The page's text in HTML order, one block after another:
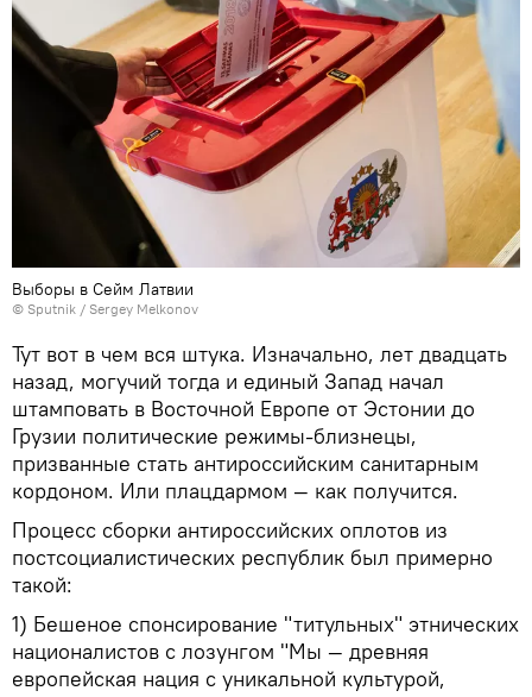
Выборы в Сейм Латвии
© Sputnik / Sergey Melkonov
Тут вот в чем вся штука. Изначально, лет двадцать
назад, могучий тогда и единый Запад начал
штамповать в Восточной Европе от Эстонии до
Грузии политические режимы-близнецы,
призванные стать антироссийским санитарным
кордоном. Или плацдармом — как получится.
Процесс сборки антироссийских оплотов из
постсоциалистических республик был примерно
такой:
1) Бешеное спонсирование "титульных" этнических
националистов с лозунгом "Мы — древняя
европейская нация с уникальной культурой,